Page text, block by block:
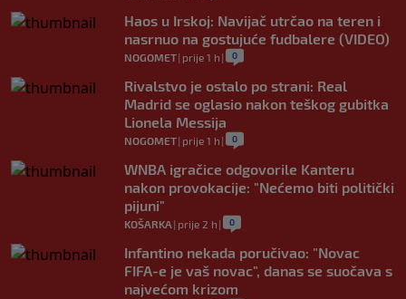
Haos u Irskoj: Navijač utrčao na teren i
nasrnuo na gostujuće fudbalere (VIDEO)
NOGOMET| prije 1 h | 0
Rivalstvo je ostalo po strani: Real
Madrid se oglasio nakon teškog gubitka
Lionela Messija
NOGOMET| prije 1 h | 0
WNBA igračice odgovorile Kanteru
nakon provokacije: "Nećemo biti politički
pijuni"
KOŠARKA | prije 2 h | 0
Infantino nekada poručivao: "Novac
FIFA-e je vaš novac", danas se suočava s
najvećom krizom